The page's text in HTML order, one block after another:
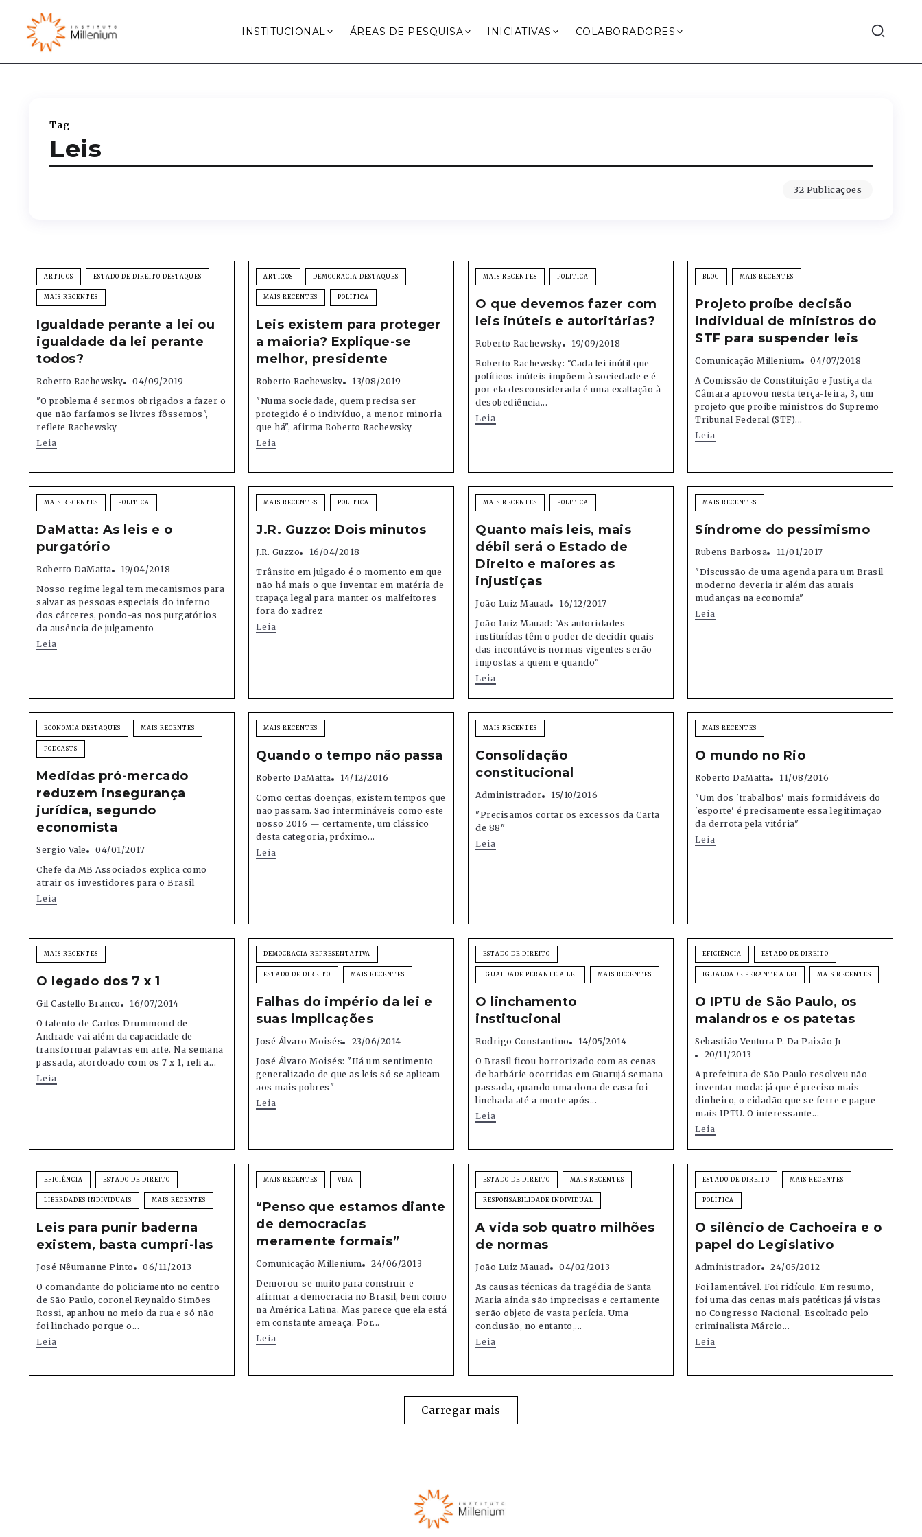
INSTITUCIONAL ÁREAS DE PESQUISA INICIATIVAS COLABORADORES
Tag
Leis
32 Publicações
ARTIGOS ESTADO DE DIREITO DESTAQUES
MAIS RECENTES
Igualdade perante a lei ou
igualdade da lei perante
todos?
Roberto Rachewsky
04/09/2019
"O problema é sermos obrigados a fazer o
que não faríamos se livres fôssemos",
reflete Rachewsky
Leia
ARTIGOS DEMOCRACIA DESTAQUES
MAIS RECENTES POLITICA
Leis existem para proteger
a maioria? Explique-se
melhor, presidente
Roberto Rachewsky
13/08/2019
"Numa sociedade, quem precisa ser
protegido é o indivíduo, a menor minoria
que há", afirma Roberto Rachewsky
Leia
MAIS RECENTES POLITICA
O que devemos fazer com
leis inúteis e autoritárias?
Roberto Rachewsky
19/09/2018
Roberto Rachewsky: "Cada lei inútil que
políticos inúteis impõem à sociedade e é
por ela desconsiderada é uma exaltação à
desobediência...
Leia
BLOG MAIS RECENTES
Projeto proíbe decisão
individual de ministros do
STF para suspender leis
Comunicação Millenium
04/07/2018
A Comissão de Constituição e Justiça da
Câmara aprovou nesta terça-feira, 3, um
projeto que proíbe ministros do Supremo
Tribunal Federal (STF)...
Leia
MAIS RECENTES POLITICA
DaMatta: As leis e o
purgatório
Roberto DaMatta
19/04/2018
Nosso regime legal tem mecanismos para
salvar as pessoas especiais do inferno
dos cárceres, pondo-as nos purgatórios
da ausência de julgamento
Leia
MAIS RECENTES POLITICA
J.R. Guzzo: Dois minutos
J.R. Guzzo
16/04/2018
Trânsito em julgado é o momento em que
não há mais o que inventar em matéria de
trapaça legal para manter os malfeitores
fora do xadrez
Leia
MAIS RECENTES POLITICA
Quanto mais leis, mais
débil será o Estado de
Direito e maiores as
injustiças
João Luiz Mauad
16/12/2017
João Luiz Mauad: "As autoridades
instituídas têm o poder de decidir quais
das incontáveis ​normas vigentes serão
impostas a quem e quando"
Leia
MAIS RECENTES
Síndrome do pessimismo
Rubens Barbosa
11/01/2017
"Discussão de uma agenda para um Brasil
moderno deveria ir além das atuais
mudanças na economia"
Leia
ECONOMIA DESTAQUES MAIS RECENTES
PODCASTS
Medidas pró-mercado
reduzem insegurança
jurídica, segundo
economista
Sergio Vale
04/01/2017
Chefe da MB Associados explica como
atrair os investidores para o Brasil
Leia
MAIS RECENTES
Quando o tempo não passa
Roberto DaMatta
14/12/2016
Como certas doenças, existem tempos que
não passam. São intermináveis como este
nosso 2016 — certamente, um clássico
desta categoria, próximo...
Leia
MAIS RECENTES
Consolidação
constitucional
Administrador
15/10/2016
"Precisamos cortar os excessos da Carta
de 88"
Leia
MAIS RECENTES
O mundo no Rio
Roberto DaMatta
11/08/2016
"Um dos 'trabalhos' mais formidáveis do
'esporte' é precisamente essa legitimação
da derrota pela vitória"
Leia
MAIS RECENTES
O legado dos 7 x 1
Gil Castello Branco
16/07/2014
O talento de Carlos Drummond de
Andrade vai além da capacidade de
transformar palavras em arte. Na semana
passada, atordoado com os 7 x 1, reli a...
Leia
DEMOCRACIA REPRESENTATIVA
ESTADO DE DIREITO MAIS RECENTES
Falhas do império da lei e
suas implicações
José Álvaro Moisés
23/06/2014
José Álvaro Moisés: "Há um sentimento
generalizado de que as leis só se aplicam
aos mais pobres"
Leia
ESTADO DE DIREITO
IGUALDADE PERANTE A LEI MAIS RECENTES
O linchamento
institucional
Rodrigo Constantino
14/05/2014
O Brasil ficou horrorizado com as cenas
de barbárie ocorridas em Guarujá semana
passada, quando uma dona de casa foi
linchada até a morte após...
Leia
EFICIÊNCIA ESTADO DE DIREITO
IGUALDADE PERANTE A LEI MAIS RECENTES
O IPTU de São Paulo, os
malandros e os patetas
Sebastião Ventura P. Da Paixão Jr
20/11/2013
A prefeitura de São Paulo resolveu não
inventar moda: já que é preciso mais
dinheiro, o cidadão que se ferre e pague
mais IPTU. O interessante...
Leia
EFICIÊNCIA ESTADO DE DIREITO
LIBERDADES INDIVIDUAIS MAIS RECENTES
Leis para punir baderna
existem, basta cumpri-las
José Nêumanne Pinto
06/11/2013
O comandante do policiamento no centro
de São Paulo, coronel Reynaldo Simões
Rossi, apanhou no meio da rua e só não
foi linchado porque o...
Leia
MAIS RECENTES VEJA
“Penso que estamos diante
de democracias
meramente formais”
Comunicação Millenium
24/06/2013
Demorou-se muito para construir e
afirmar a democracia no Brasil, bem como
na América Latina. Mas parece que ela está
em constante ameaça. Por...
Leia
ESTADO DE DIREITO MAIS RECENTES
RESPONSABILIDADE INDIVIDUAL
A vida sob quatro milhões
de normas
João Luiz Mauad
04/02/2013
As causas técnicas da tragédia de Santa
Maria ainda são imprecisas e certamente
serão objeto de vasta perícia. Uma
conclusão, no entanto,...
Leia
ESTADO DE DIREITO MAIS RECENTES
POLITICA
O silêncio de Cachoeira e o
papel do Legislativo
Administrador
24/05/2012
Foi lamentável. Foi ridículo. Em resumo,
foi uma das cenas mais patéticas já vistas
no Congresso Nacional. Escoltado pelo
criminalista Márcio...
Leia
Carregar mais